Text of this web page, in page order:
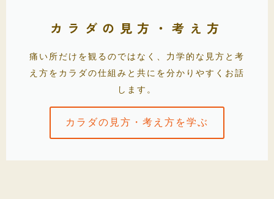
カラダの見方・考え方
痛い所だけを観るのではなく、力学的な見方と考
え方をカラダの仕組みと共にを分かりやすくお話
します。
カラダの見方・考え方を学ぶ